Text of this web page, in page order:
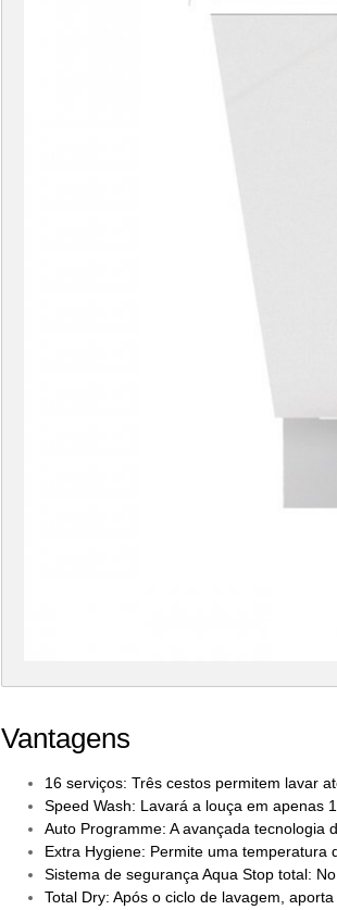
Vantagens
16 serviços: Três cestos permitem lavar
Speed Wash: Lavará a louça em apenas
Auto Programme: A avançada tecnologia
Extra Hygiene: Permite uma temperatura
Sistema de segurança Aqua Stop total:
Total Dry: Após o ciclo de lavagem,